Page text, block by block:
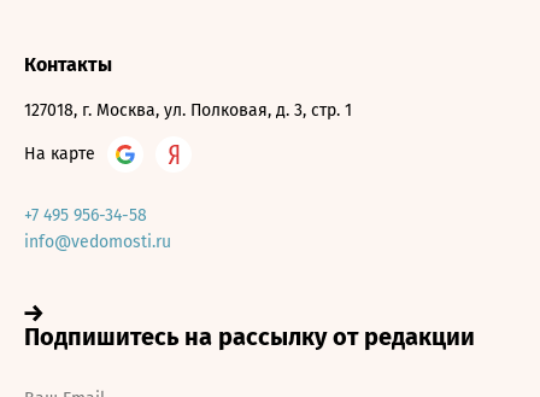
Контакты
127018, г. Москва, ул. Полковая, д. 3, стр. 1
На карте
+7 495 956-34-58
info@vedomosti.ru